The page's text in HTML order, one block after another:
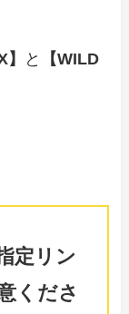
と
【WILD
定リン
くださ